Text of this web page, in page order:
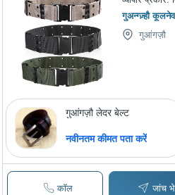
गुअन्ग्ज़्हौ
गुआंगज़ौ
गुआंगज़ौ लेदर बेल्ट
नवीनतम कीमत पता करें
कॉल जांच